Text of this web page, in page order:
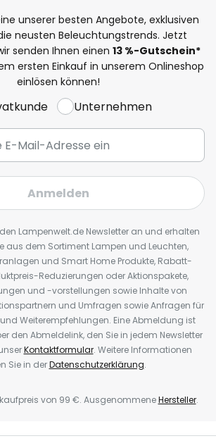
unserer besten Angebote, exklusiven
neusten Beleuchtungstrends. Jetzt
senden Ihnen einen 13 %-Gutschein*
ersten Einkauf in unserem Onlineshop
einlösen können!
Unternehmen
Anmelden
Lampenwelt.de Newsletter an und erhalten
aus dem Sortiment Lampen und Leuchten,
und Smart Home Produkte, Rabatt-
Reduzierungen oder Aktionspakete,
und -vorstellungen sowie Inhalte von
und Umfragen sowie Anfragen für
Weiterempfehlungen. Eine Abmeldung ist
den Abmeldelink, den Sie in jedem Newsletter
Kontaktformular. Weitere Informationen
Sie in derDatenschutzerklärung.
von 99 €. AusgenommeneHersteller.